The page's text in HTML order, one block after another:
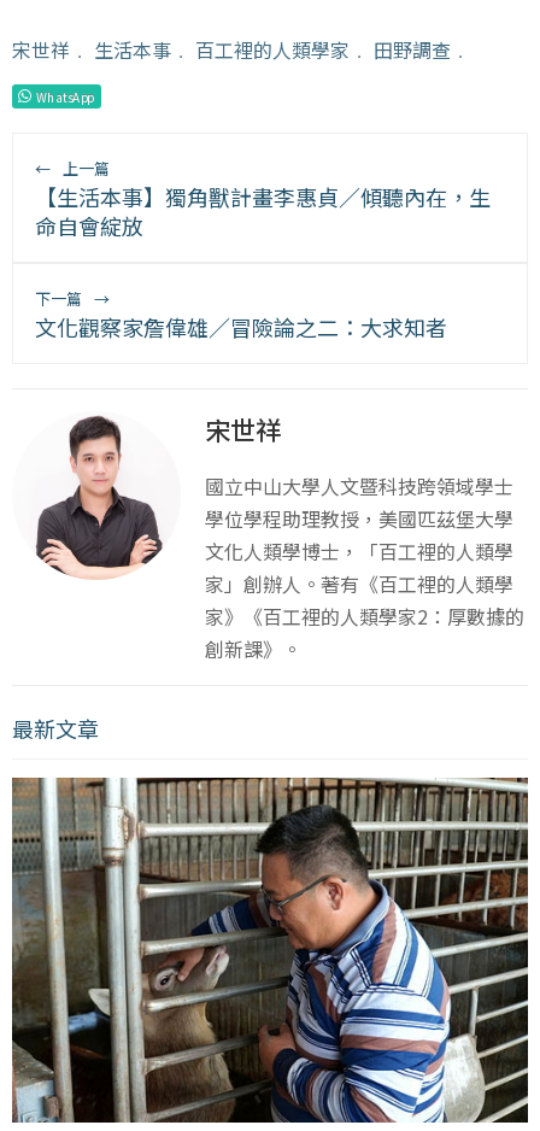
宋世祥 ﹒ 生活本事 ﹒ 百工裡的人類學家 ﹒ 田野調查 ﹒
WhatsApp
← 上一篇
【生活本事】獨角獸計畫李惠貞／傾聽內在，生
命自會綻放
下一篇 →
文化觀察家詹偉雄／冒險論之二：大求知者
宋世祥
國立中山大學人文暨科技跨領域學士
學位學程助理教授，美國匹茲堡大學
文化人類學博士，「百工裡的人類學
家」創辦人。著有《百工裡的人類學
家》《百工裡的人類學家2：厚數據的
創新課》。
最新文章